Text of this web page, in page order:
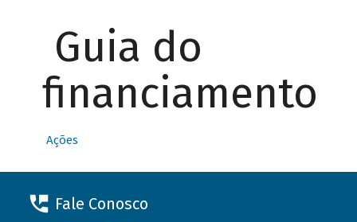
Guia do
financiamento
Ações
Fale Conosco